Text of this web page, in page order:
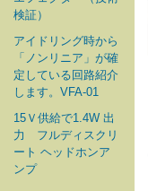
検証）
アイドリング時から
「ノンリニア」が確
定している回路紹介
します。VFA-01
15Ｖ供給で1.4W 出
力 フルディスクリ
ート ヘッドホンア
ンプ